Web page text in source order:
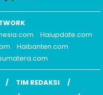
Haiupdate.com
Haibanten.com
TIM REDAKSI